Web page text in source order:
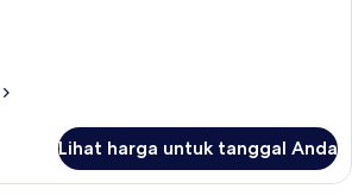
Lihat harga untuk tanggal Anda